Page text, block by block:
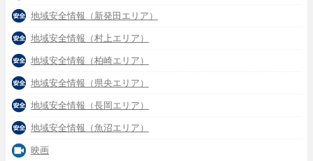
地域安全情報（新発田エリア）
地域安全情報（村上エリア）
地域安全情報（柏崎エリア）
地域安全情報（県央エリア）
地域安全情報（長岡エリア）
地域安全情報（魚沼エリア）
映画